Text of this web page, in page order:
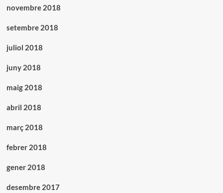
novembre 2018
setembre 2018
juliol 2018
juny 2018
maig 2018
abril 2018
març 2018
febrer 2018
gener 2018
desembre 2017